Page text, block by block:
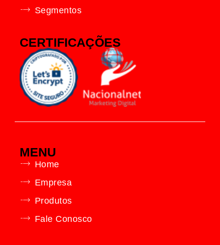
Segmentos
CERTIFICAÇÕES
MENU
Home
Empresa
Produtos
Fale Conosco